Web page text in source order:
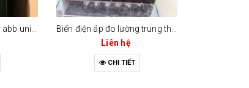
Bộ kích từ tự động avr abb unitrol 1020-003 (mã 3bhe030579r0003)
Biến điện áp đo lường trung thế (voltage transformer - vt/pt)
Liên hệ
CHI TIẾT